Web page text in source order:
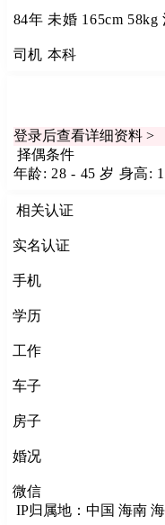
84年 未婚 165cm 58kg
司机 本科
登录后查看详细资料 >
择偶条件
年龄: 28 - 45 岁 身高:
相关认证
实名认证
手机
学历
工作
车子
房子
婚况
微信
IP归属地：中国 海南